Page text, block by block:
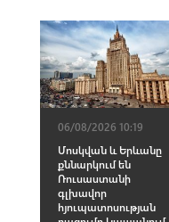
06/08/2026 10:19
Մոսկվան և Երևանը
քննարկում են
Ռուսաստանի
գլխավոր
հյուպատոսության